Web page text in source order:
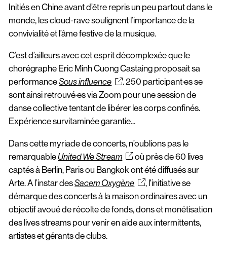
Initiés en Chine avant d’être repris un peu partout dans le
monde, les cloud-rave soulignent l’importance de la
convivialité et l’âme festive de la musique.
C’est d’ailleurs avec cet esprit décomplexée que le
chorégraphe Eric Minh Cuong Castaing proposait sa
performanceSous influence
. 250 participant·es se
sont ainsi retrouvé·es via Zoom pour une session de
danse collective tentant de libérer les corps confinés.
Expérience survitaminée garantie...
Dans cette myriade de concerts, n’oublions pas le
remarquable United We Stream
où près de 60 lives
captés à Berlin, Paris ou Bangkok ont été diffusés sur
Arte. A l’instar desSacem Oxygène
, l'initiative se
démarque des concerts à la maison ordinaires avec un
objectif avoué de récolte de fonds, dons et monétisation
des lives streams pour venir en aide aux intermittents,
artistes et gérants de clubs.